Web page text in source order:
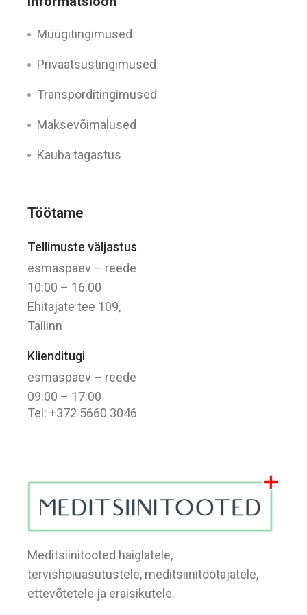
Meditsiinitooted haiglatele,
tervishoiuasutustele, meditsiinitöötajatele,
ettevõtetele ja eraisikutele.
Töötame
Tellimuste väljastus
esmaspäev – reede
10:00 – 16:00
Ehitajate tee 109,
Tallinn
Klienditugi
esmaspäev – reede
09:00 – 17:00
Tel: +372 5660 3046
Müügitingimused
Privaatsustingimused
Transporditingimused
Maksevõimalused
Kauba tagastus